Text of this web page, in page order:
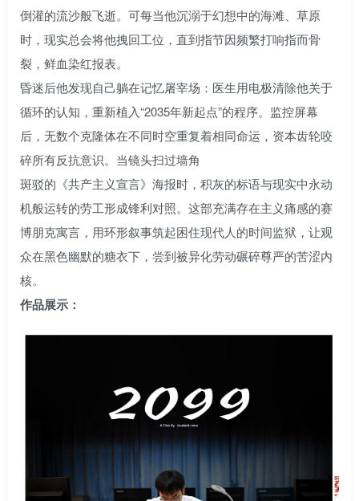
倒灌的流沙般飞逝。可每当他沉溺于幻想中的海滩、草原
时，现实总会将他拽回工位，直到指节因频繁打响指而骨
裂，鲜血染红报表。
昏迷后他发现自己躺在记忆屠宰场：医生用电极清除他关于
循环的认知，重新植入“2035年新起点”的程序。监控屏幕
后，无数个克隆体在不同时空重复着相同命运，资本齿轮咬
碎所有反抗意识。当镜头扫过墙角
斑驳的《共产主义宣言》海报时，积灰的标语与现实中永动
机般运转的劳工形成锋利对照。这部充满存在主义痛感的赛
博朋克寓言，用环形叙事筑起困住现代人的时间监狱，让观
众在黑色幽默的糖衣下，尝到被异化劳动碾碎尊严的苦涩内
核。
作品展示：